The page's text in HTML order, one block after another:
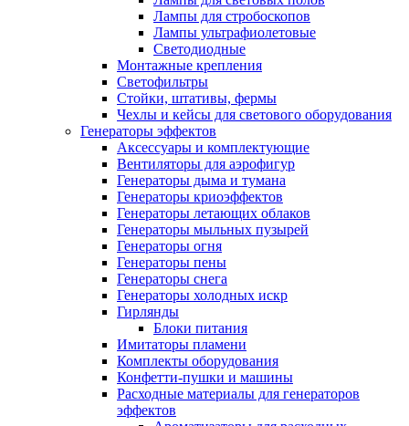
Лампы для стробоскопов
Лампы ультрафиолетовые
Светодиодные
Монтажные крепления
Светофильтры
Стойки, штативы, фермы
Чехлы и кейсы для светового оборудования
Генераторы эффектов
Аксессуары и комплектующие
Вентиляторы для аэрофигур
Генераторы дыма и тумана
Генераторы криоэффектов
Генераторы летающих облаков
Генераторы мыльных пузырей
Генераторы огня
Генераторы пены
Генераторы снега
Генераторы холодных искр
Гирлянды
Блоки питания
Имитаторы пламени
Комплекты оборудования
Конфетти-пушки и машины
Расходные материалы для генераторов
эффектов